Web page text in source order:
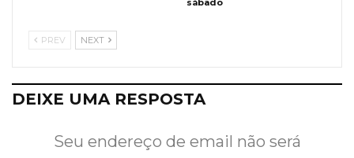
sábado
PREV NEXT
DEIXE UMA RESPOSTA
Seu endereço de email não será